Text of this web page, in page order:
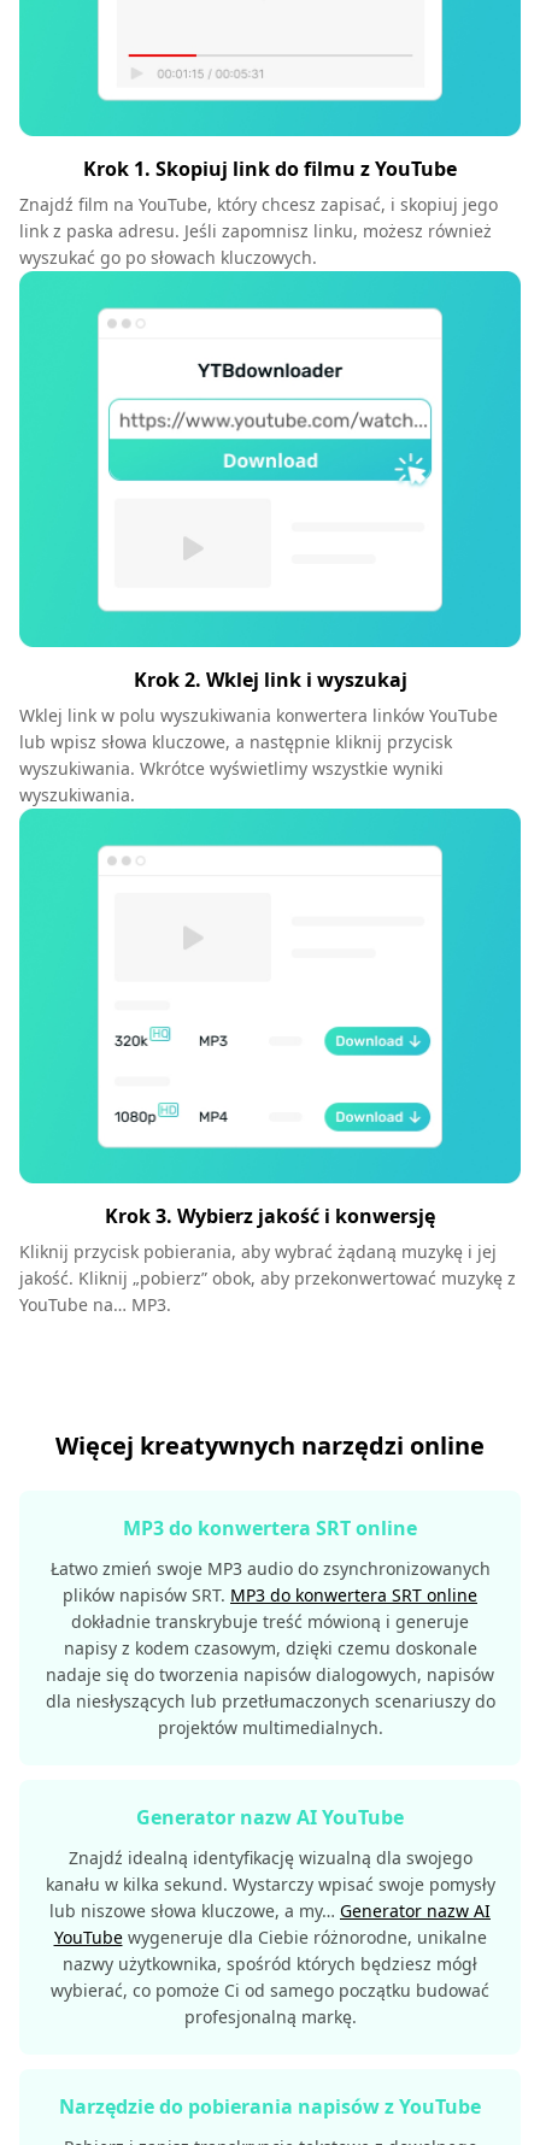
Krok 1. Skopiuj link do filmu z YouTube
Znajdź film na YouTube, który chcesz zapisać, i skopiuj jego
link z paska adresu. Jeśli zapomnisz linku, możesz również
wyszukać go po słowach kluczowych.
Krok 2. Wklej link i wyszukaj
Wklej link w polu wyszukiwania konwertera linków YouTube
lub wpisz słowa kluczowe, a następnie kliknij przycisk
wyszukiwania. Wkrótce wyświetlimy wszystkie wyniki
wyszukiwania.
Krok 3. Wybierz jakość i konwersję
Kliknij przycisk pobierania, aby wybrać żądaną muzykę i jej
jakość. Kliknij „pobierz” obok, aby przekonwertować muzykę z
YouTube na… MP3.
Więcej kreatywnych narzędzi online
MP3 do konwertera SRT online
Łatwo zmień swoje MP3 audio do zsynchronizowanych
plików napisów SRT. MP3 do konwertera SRT online
dokładnie transkrybuje treść mówioną i generuje
napisy z kodem czasowym, dzięki czemu doskonale
nadaje się do tworzenia napisów dialogowych, napisów
dla niesłyszących lub przetłumaczonych scenariuszy do
projektów multimedialnych.
Generator nazw AI YouTube
Znajdź idealną identyfikację wizualną dla swojego
kanału w kilka sekund. Wystarczy wpisać swoje pomysły
lub niszowe słowa kluczowe, a my… Generator nazw AI
YouTubewygeneruje dla Ciebie różnorodne, unikalne
nazwy użytkownika, spośród których będziesz mógł
wybierać, co pomoże Ci od samego początku budować
profesjonalną markę.
Narzędzie do pobierania napisów z YouTube